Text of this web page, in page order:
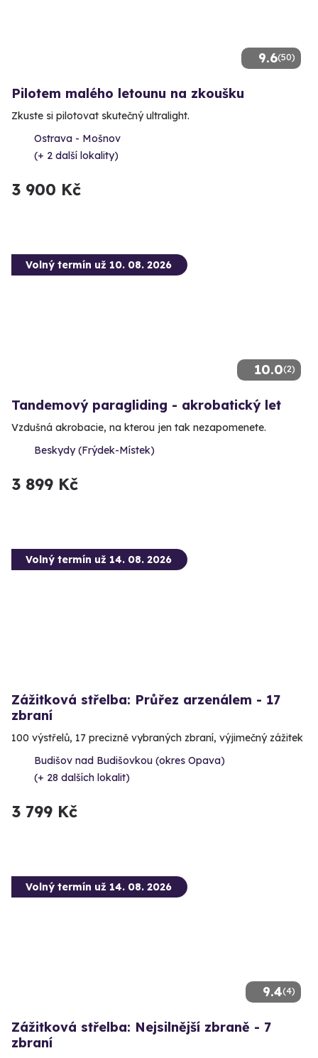
9.6(50)
Pilotem malého letounu na zkoušku
Zkuste si pilotovat skutečný ultralight.
Ostrava - Mošnov
(+ 2 další lokality)
3 900 Kč
10.0(2)
Volný termín už 10. 08. 2026
Tandemový paragliding - akrobatický let
Vzdušná akrobacie, na kterou jen tak nezapomenete.
Beskydy (Frýdek-Místek)
3 899 Kč
Volný termín už 14. 08. 2026
Zážitková střelba: Průřez arzenálem - 17
zbraní
100 výstřelů, 17 precizně vybraných zbraní, výjimečný zážitek
Budišov nad Budišovkou (okres Opava)
(+ 28 dalších lokalit)
3 799 Kč
9.4(4)
Volný termín už 14. 08. 2026
Zážitková střelba: Nejsilnější zbraně - 7
zbraní